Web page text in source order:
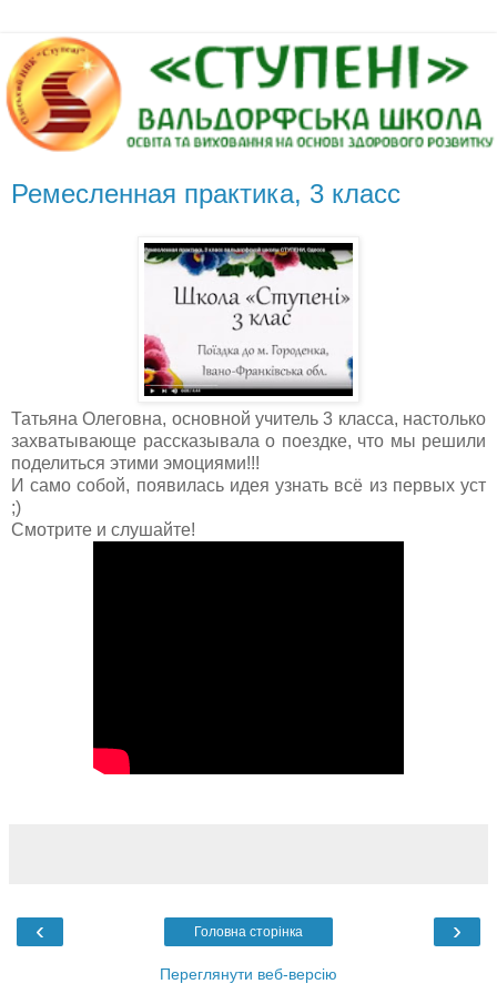
Ремесленная практика, 3 класс
Татьяна Олеговна, основной учитель 3 класса, настолько
захватывающе рассказывала о поездке, что мы решили
поделиться этими эмоциями!!!
И само собой, появилась идея узнать всё из первых уст
;)
Смотрите и слушайте!
‹ ›
Головна сторінка
Переглянути веб-версію